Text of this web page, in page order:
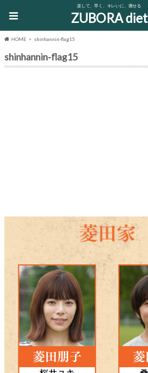
楽して、早く、キレいに、痩せる
ZUBORA diet
HOME shinhannin-flag15
shinhannin-flag15